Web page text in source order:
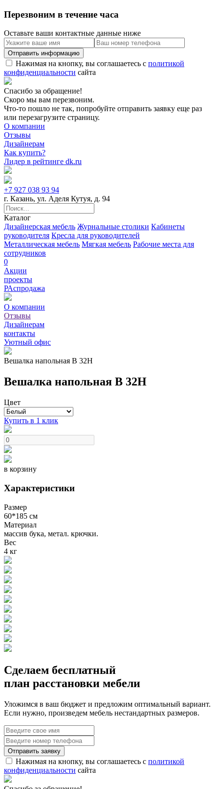
Перезвоним в течение часа
Оставьте ваши контактные данные ниже
Нажимая на кнопку, вы соглашаетесь с политикой
конфиденциальности сайта
Спасибо за обращение!
Скоро мы вам перезвоним.
Что-то пошло не так, попробуйте отправить заявку еще раз
или перезагрузите страницу.
О компании
Отзывы
Дизайнерам
Как купить?
Лидер в рейтинге dk.ru
+7 927 038 93 94
г. Казань, ул. Аделя Кутуя, д. 94
Каталог
Дизайнерская мебель Журнальные столики Кабинеты
руководителя Кресла для руководителей
Металлическая мебель Мягкая мебель Рабочие места для
сотрудников
0
Акции
проекты
РАспродажа
О компании
Отзывы
Дизайнерам
контакты
Уютный офис
Вешалка напольная В 32Н
Вешалка напольная В 32Н
Цвет
Купить в 1 клик
в корзину
Характеристики
Размер
60*185 см
Материал
массив бука, метал. крючки.
Вес
4 кг
Сделаем бесплатный
план расстановки мебели
Уложимся в ваш бюджет и предложим оптимальный вариант.
Если нужно, произведем мебель нестандартных размеров.
Нажимая на кнопку, вы соглашаетесь с политикой
конфиденциальности сайта